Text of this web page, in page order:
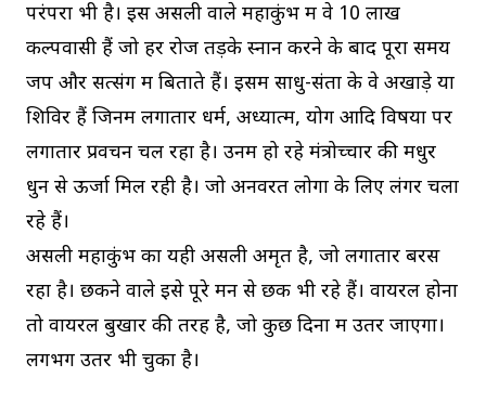
परंपरा भी है। इस असली वाले महाकुंभ में वे 10 लाख
कल्पवासी हैं जो हर रोज तड़के स्नान करने के बाद पूरा समय
जप और सत्संग में बिताते हैं। इसमें साधु-संतों के वे अखाड़े या
शिविर हैं जिनमें लगातार धर्म, अध्यात्म, योग आदि विषयों पर
लगातार प्रवचन चल रहा है। उनमें हो रहे मंत्रोच्चार की मधुर
धुन से ऊर्जा मिल रही है। जो अनवरत लोगों के लिए लंगर चला
रहे हैं।
असली महाकुंभ का यही असली अमृत है, जो लगातार बरस
रहा है। छकने वाले इसे पूरे मन से छक भी रहे हैं। वायरल होना
तो वायरल बुखार की तरह है, जो कुछ दिनों में उतर जाएगा।
लगभग उतर भी चुका है।